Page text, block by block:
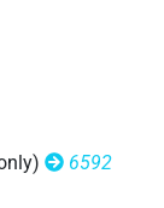
6592